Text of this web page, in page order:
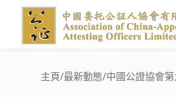
主頁/最新動態/中國公證協會